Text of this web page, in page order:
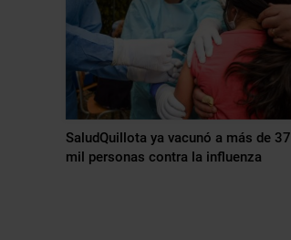
SaludQuillota ya vacunó a más de 37
mil personas contra la influenza